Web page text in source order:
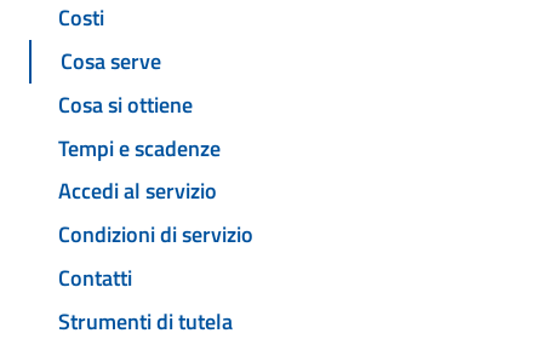
Costi
Cosa serve
Cosa si ottiene
Tempi e scadenze
Accedi al servizio
Condizioni di servizio
Contatti
Strumenti di tutela